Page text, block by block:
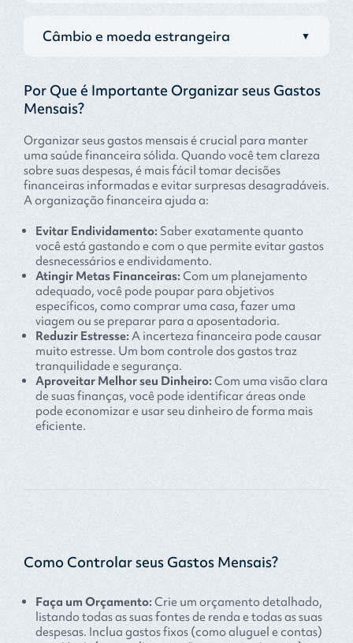
Câmbio e moeda estrangeira ▼
Por Que é Importante Organizar seus Gastos
Mensais?
Organizar seus gastos mensais é crucial para manter
uma saúde financeira sólida. Quando você tem clareza
sobre suas despesas, é mais fácil tomar decisões
financeiras informadas e evitar surpresas desagradáveis.
A organização financeira ajuda a:
Evitar Endividamento: Saber exatamente quanto
você está gastando e com o que permite evitar gastos
desnecessários e endividamento.
Atingir Metas Financeiras: Com um planejamento
adequado, você pode poupar para objetivos
específicos, como comprar uma casa, fazer uma
viagem ou se preparar para a aposentadoria.
Reduzir Estresse:A incerteza financeira pode causar
muito estresse. Um bom controle dos gastos traz
tranquilidade e segurança.
Aproveitar Melhor seu Dinheiro: Com uma visão clara
de suas finanças, você pode identificar áreas onde
pode economizar e usar seu dinheiro de forma mais
eficiente.
Como Controlar seus Gastos Mensais?
Faça um Orçamento: Crie um orçamento detalhado,
listando todas as suas fontes de renda e todas as suas
despesas. Inclua gastos fixos (como aluguel e contas)